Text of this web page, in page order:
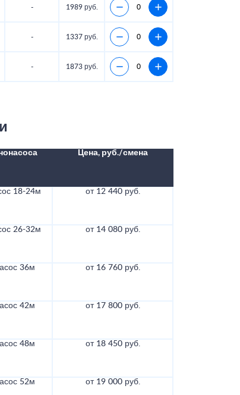
- 1989 руб.
- 1337 руб.
- 1873 руб.
Цена, руб./смена
18-24м от 12 440 руб.
26-32м от 14 080 руб.
36м от 16 760 руб.
42м от 17 800 руб.
48м от 18 450 руб.
52м от 19 000 руб.